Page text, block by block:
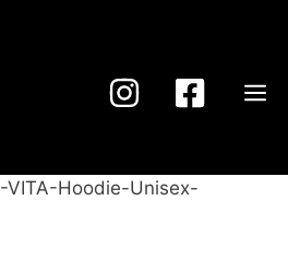
VITA-Hoodie-Unisex-